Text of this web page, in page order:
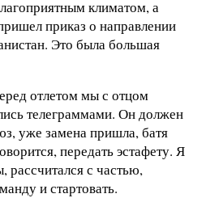
климатом, а
приказ о направлении
Это была большая
отлетом мы с отцом
телеграммами. Он должен
уже замена пришла, батя
передать эстафету. Я
с частью,
и стартовать.